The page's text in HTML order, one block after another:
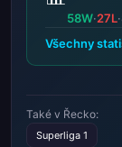
58W·27L·
Všechny
Také v Řecko:
Superliga 1